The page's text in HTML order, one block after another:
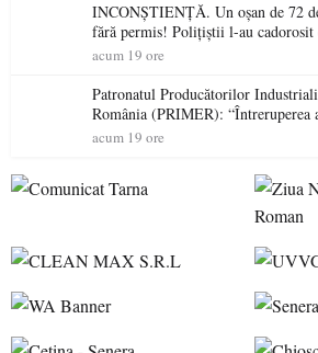
INCONȘTIENȚĂ. Un oșan de 72
fără permis! Polițiștii l-au cadorosit
acum 19 ore
Patronatul Producătorilor
România (PRIMER): “Întreruperea
electrică a fabricilor de
acum 19 ore